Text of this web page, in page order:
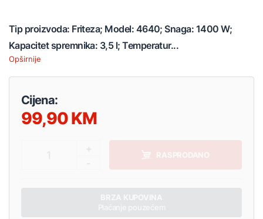
Tip proizvoda: Friteza; Model: 4640; Snaga: 1400 W;
Kapacitet spremnika: 3,5 l; Temperatur...
Opširnije
Cijena:
99,90
RASPRODANO